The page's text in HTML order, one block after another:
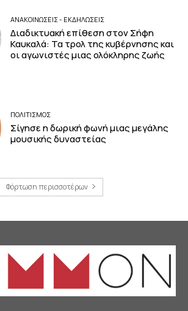
ΑΝΑΚΟΙΝΩΣΕΙΣ - ΕΚΔΗΛΩΣΕΙΣ
Διαδικτυακή επίθεση στον Σήφη
Καυκαλά: Τα τρολ της κυβέρνησης και
οι αγωνιστές μιας ολόκληρης ζωής
ΠΟΛΙΤΙΣΜΟΣ
Σίγησε η δωρική φωνή μιας μεγάλης
μουσικής δυναστείας
Φόρτωση περισσοτέρων